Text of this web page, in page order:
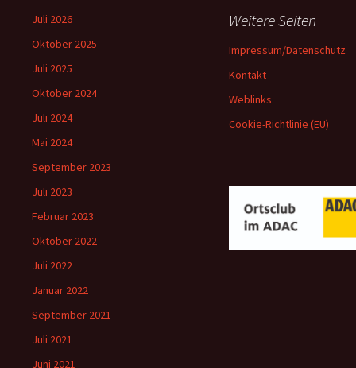
Juli 2026
Oktober 2025
Juli 2025
Oktober 2024
Juli 2024
Mai 2024
September 2023
Juli 2023
Februar 2023
Oktober 2022
Juli 2022
Januar 2022
September 2021
Juli 2021
Juni 2021
Weitere Seiten
Impressum/Datenschutz
Kontakt
Weblinks
Cookie-Richtlinie (EU)